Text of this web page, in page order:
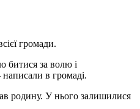
громади.
битися за волю і
написали в громаді.
родину. У нього залишилися